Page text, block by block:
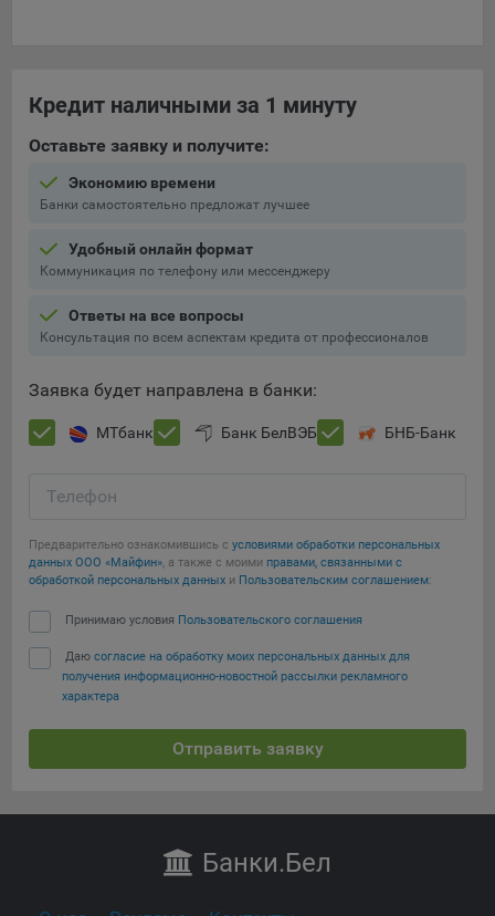
Кредит наличными за 1 минуту
Оставьте заявку и получите:
Экономию времени
Банки самостоятельно предложат лучшее
Удобный онлайн формат
Коммуникация по телефону или мессенджеру
Ответы на все вопросы
Консультация по всем аспектам кредита от профессионалов
Заявка будет направлена в банки:
МТбанк Банк БелВЭБ БНБ-Банк
Телефон
Предварительно ознакомившись с условиями обработки персональных
данных ООО «Майфин», а также с моими правами, связанными с
обработкой персональных данных и Пользовательским соглашением:
Принимаю условия Пользовательского соглашения
Даю согласие на обработку моих персональных данных для
получения информационно-новостной рассылки рекламного
характера
Отправить заявку
Банки.Бел